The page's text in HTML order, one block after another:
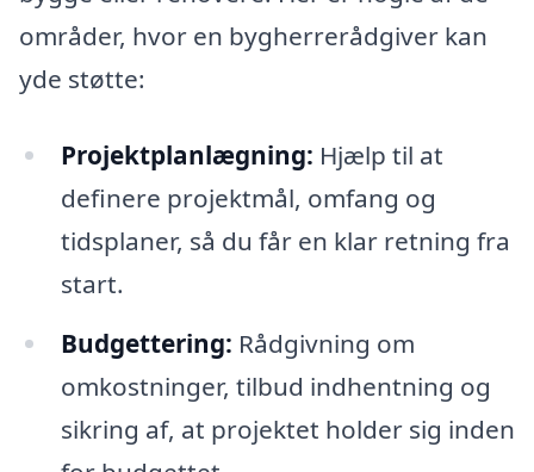
områder, hvor en bygherrerådgiver kan
yde støtte:
Projektplanlægning: Hjælp til at
definere projektmål, omfang og
tidsplaner, så du får en klar retning fra
start.
Budgettering: Rådgivning om
omkostninger, tilbud indhentning og
sikring af, at projektet holder sig inden